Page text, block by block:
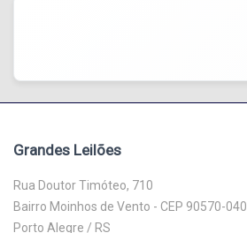
Grandes Leilões
Rua Doutor Timóteo, 710
Bairro Moinhos de Vento - CEP 90570-040
Porto Alegre / RS